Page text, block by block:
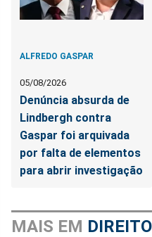
ALFREDO GASPAR
05/08/2026
Denúncia absurda de
Lindbergh contra
Gaspar foi arquivada
por falta de elementos
para abrir investigação
MAIS EM